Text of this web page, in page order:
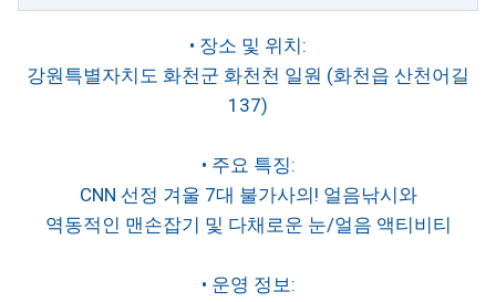
• 장소 및 위치:
강원특별자치도 화천군 화천천 일원 (화천읍 산천어길
137)
• 주요 특징:
CNN 선정 겨울 7대 불가사의! 얼음낚시와
역동적인 맨손잡기 및 다채로운 눈/얼음 액티비티
• 운영 정보: